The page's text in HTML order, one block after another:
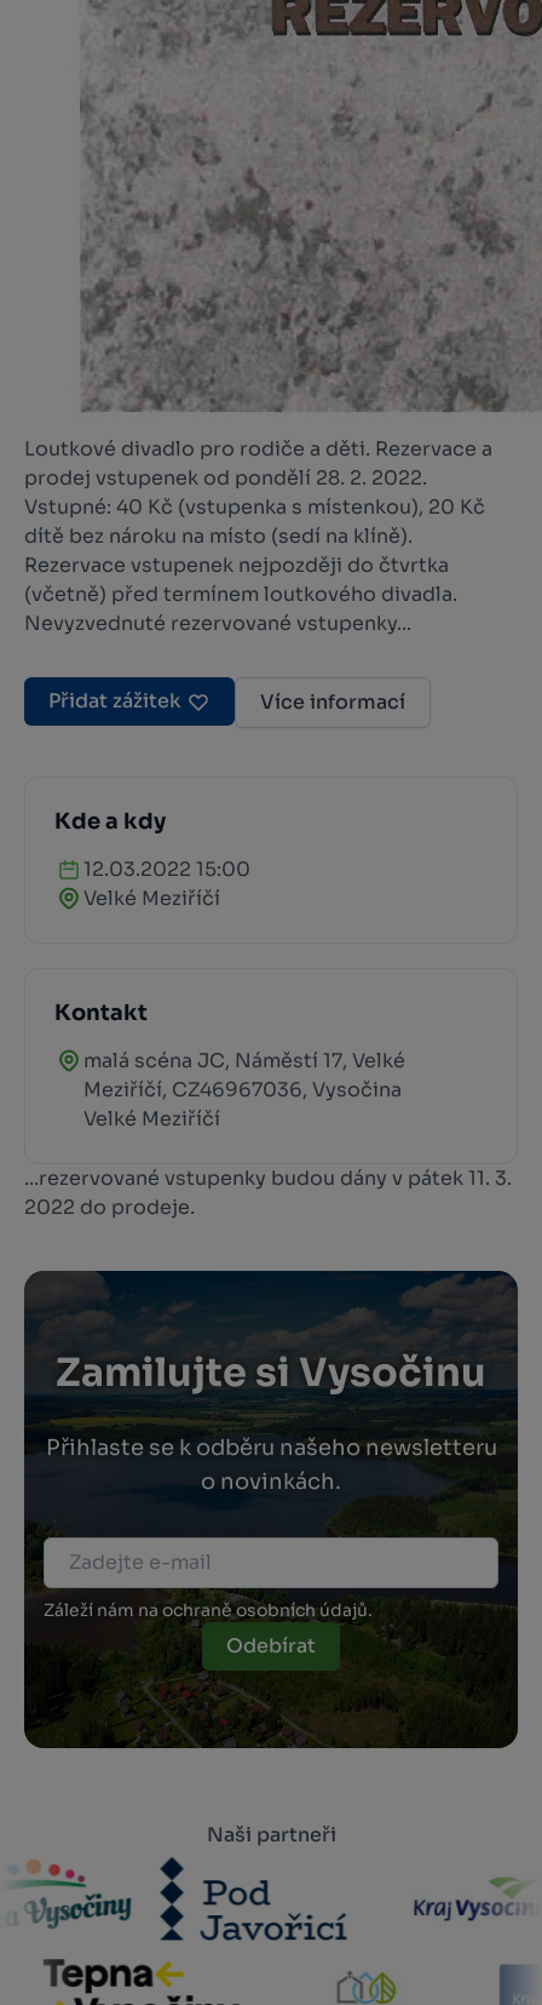
Loutkové divadlo pro rodiče a děti. Rezervace a
prodej vstupenek od pondělí 28. 2. 2022.
Vstupné: 40 Kč (vstupenka s místenkou), 20 Kč
dítě bez nároku na místo (sedí na klíně).
Rezervace vstupenek nejpozději do čtvrtka
(včetně) před termínem loutkového divadla.
Nevyzvednuté rezervované vstupenky...
Přidat zážitek Více informací
Kde a kdy
12.03.2022 15:00
Velké Meziříčí
Kontakt
malá scéna JC, Náměstí 17, Velké
Meziříčí, CZ46967036, Vysočina
Velké Meziříčí
...rezervované vstupenky budou dány v pátek 11. 3.
2022 do prodeje.
Zamilujte si Vysočinu
Přihlaste se k odběru našeho newsletteru
o novinkách.
Záleží nám na ochraně osobních údajů.
Odebírat
Naši partneři